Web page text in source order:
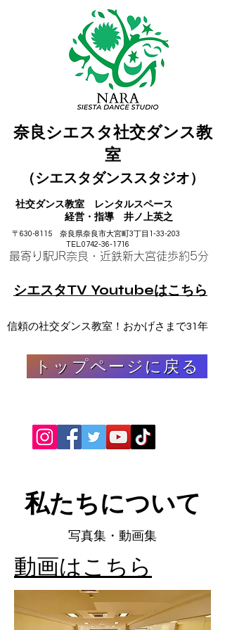
奈良シエスタ社交ダンス教
室
（シエスタダンススタジオ）
社交ダンス教室 レンタルスペース
​ 経営・指導 井ノ上英之
〒630-8115 奈良県奈良市大宮町3丁目1-33-203
TEL.0742-36-1716
最寄り駅JR奈良・近鉄新大宮徒歩約5分
シエスタTV Youtubeはこちら
信頼の社交ダンス教室！おかげさまで31年
トップページに戻る
私たちについて
​写真集・動画集
動画はこちら